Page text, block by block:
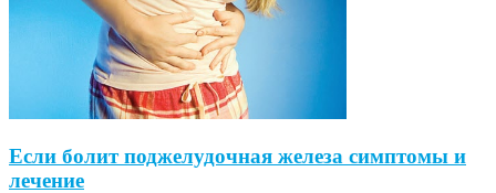
Если болит поджелудочная железа симптомы и
лечение